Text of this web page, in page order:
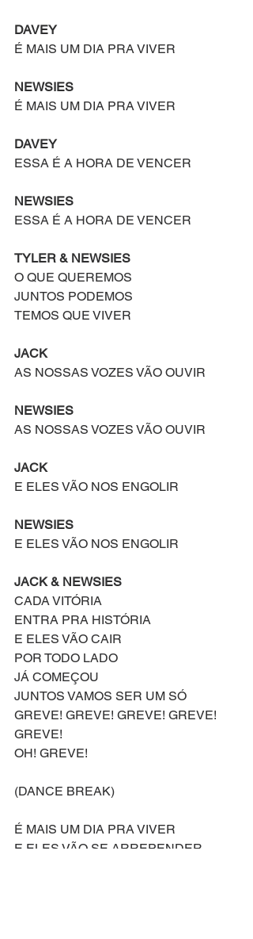
DAVEY
É MAIS UM DIA PRA VIVER
NEWSIES
É MAIS UM DIA PRA VIVER
DAVEY
ESSA É A HORA DE VENCER
NEWSIES
ESSA É A HORA DE VENCER
TYLER & NEWSIES
O QUE QUEREMOS
JUNTOS PODEMOS
TEMOS QUE VIVER
JACK
AS NOSSAS VOZES VÃO OUVIR
NEWSIES
AS NOSSAS VOZES VÃO OUVIR
JACK
E ELES VÃO NOS ENGOLIR
NEWSIES
E ELES VÃO NOS ENGOLIR
JACK & NEWSIES
CADA VITÓRIA
ENTRA PRA HISTÓRIA
E ELES VÃO CAIR
POR TODO LADO
JÁ COMEÇOU
JUNTOS VAMOS SER UM SÓ
GREVE! GREVE! GREVE! GREVE!
GREVE!
OH! GREVE!
(DANCE BREAK)
É MAIS UM DIA PRA VIVER
E ELES VÃO SE ARREPENDER